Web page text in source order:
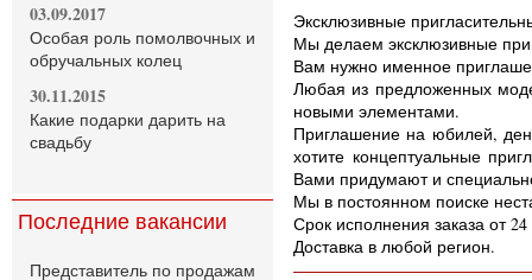
03.09.2017
Особая роль помолвочных и
обручальных колец
30.11.2015
Какие подарки дарить на
свадьбу
Последние вакансии
Представитель по продажам
Эксклюзивные
Мы делаем эксклюзивные
Вам нужно именное
Любая из предложенных
новыми элементами.
Приглашение на юбилей,
хотите концептуальные
Вами придумают и
Мы в постоянном поиске
Срок исполнения заказа от 24
Доставка в любой регион.